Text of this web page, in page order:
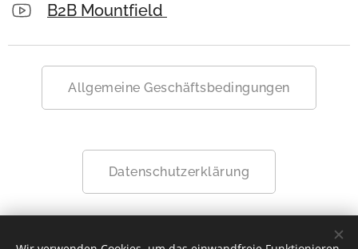
B2B Mountfield
Allgemeine Geschäftsbedingungen
Datenschutzerklärung